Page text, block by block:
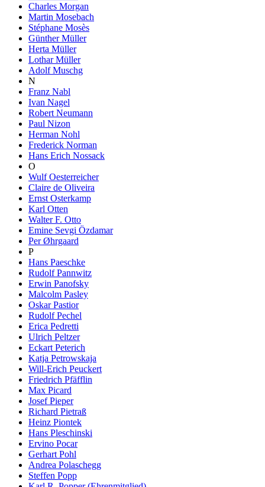
Charles Morgan
Martin Mosebach
Stéphane Mosès
Günther Müller
Herta Müller
Lothar Müller
Adolf Muschg
N
Franz Nabl
Ivan Nagel
Robert Neumann
Paul Nizon
Herman Nohl
Frederick Norman
Hans Erich Nossack
O
Wulf Oesterreicher
Claire de Oliveira
Ernst Osterkamp
Karl Otten
Walter F. Otto
Emine Sevgi Özdamar
Per Øhrgaard
P
Hans Paeschke
Rudolf Pannwitz
Erwin Panofsky
Malcolm Pasley
Oskar Pastior
Rudolf Pechel
Erica Pedretti
Ulrich Peltzer
Eckart Peterich
Katja Petrowskaja
Will-Erich Peuckert
Friedrich Pfäfflin
Max Picard
Josef Pieper
Richard Pietraß
Heinz Piontek
Hans Pleschinski
Ervino Pocar
Gerhart Pohl
Andrea Polaschegg
Steffen Popp